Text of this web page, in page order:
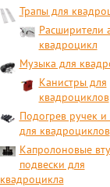
Трапы для
Расширители
квадроцикл
Музыка для
Канистры для
квадроциклов
Подогрев ручек и
для квадроциклов
Капролоновые
подвески для
квадроцикла